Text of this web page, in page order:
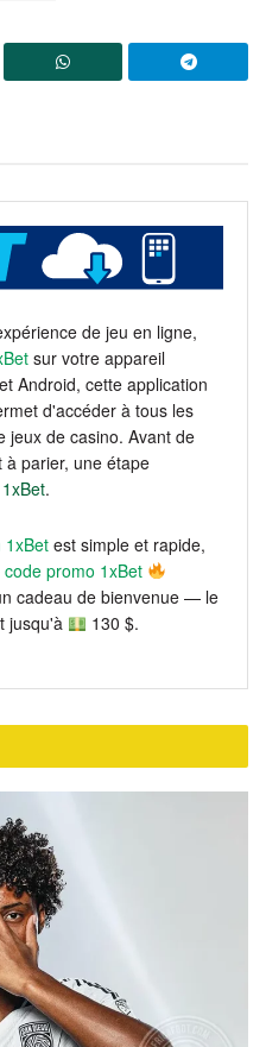
de jeu en ligne,
sur votre appareil
Android, cette application
d'accéder à tous les
jeux de casino. Avant de
parier, une étape
.
1xBet est simple et rapide,
code promo 1xBet
cadeau de bienvenue — le
jusqu'à
130 $.